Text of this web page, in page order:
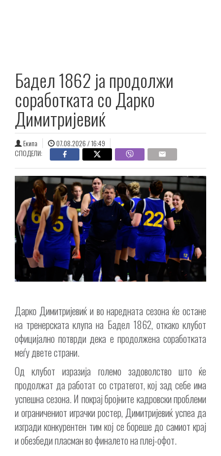
Бадел 1862 ја продолжи
соработката со Дарко
Димитријевиќ
Екипа
07.08.2026 / 16:49
СПОДЕЛИ:
Дарко Димитријевиќ и во наредната сезона ќе остане
на тренерската клупа на Бадел 1862, откако клубот
официјално потврди дека е продолжена соработката
меѓу двете страни.
Од клубот изразија големо задоволство што ќе
продолжат да работат со стратегот, кој зад себе има
успешна сезона. И покрај бројните кадровски проблеми
и ограничениот играчки ростер, Димитријевиќ успеа да
изгради конкурентен тим кој се бореше до самиот крај
и обезбеди пласман во финалето на плеј-офот.